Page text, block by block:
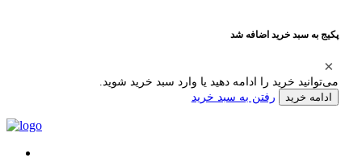
پکیج به سبد خرید اضافه شد
می‌توانید خرید را ادامه دهید یا وارد سبد خرید شوید.
ادامه خرید رفتن به سبد خرید